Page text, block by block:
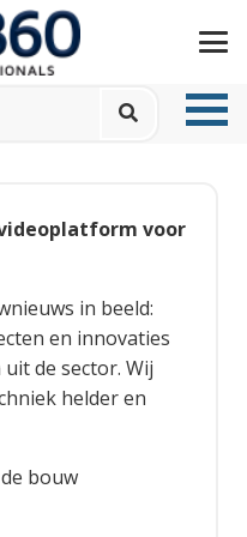
voor
in beeld:
en innovaties
de sector. Wij
helder en
bouw